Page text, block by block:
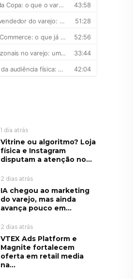
1 dia atrás
Vitrine ou algoritmo? Loja
física e Instagram
disputam a atenção no...
2 dias atrás
IA chegou ao marketing
do varejo, mas ainda
avança pouco em...
2 dias atrás
VTEX Ads Platform e
Magnite fortalecem
oferta em retail media
na...